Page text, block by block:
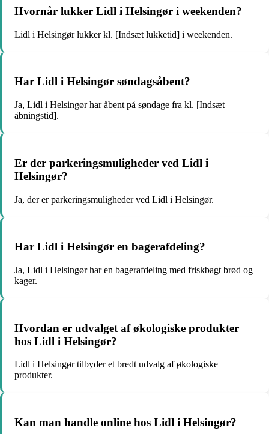
Hvornår lukker Lidl i Helsingør i weekenden?
Lidl i Helsingør lukker kl. [Indsæt lukketid] i weekenden.
Har Lidl i Helsingør søndagsåbent?
Ja, Lidl i Helsingør har åbent på søndage fra kl. [Indsæt
åbningstid].
Er der parkeringsmuligheder ved Lidl i
Helsingør?
Ja, der er parkeringsmuligheder ved Lidl i Helsingør.
Har Lidl i Helsingør en bagerafdeling?
Ja, Lidl i Helsingør har en bagerafdeling med friskbagt brød og
kager.
Hvordan er udvalget af økologiske produkter
hos Lidl i Helsingør?
Lidl i Helsingør tilbyder et bredt udvalg af økologiske
produkter.
Kan man handle online hos Lidl i Helsingør?